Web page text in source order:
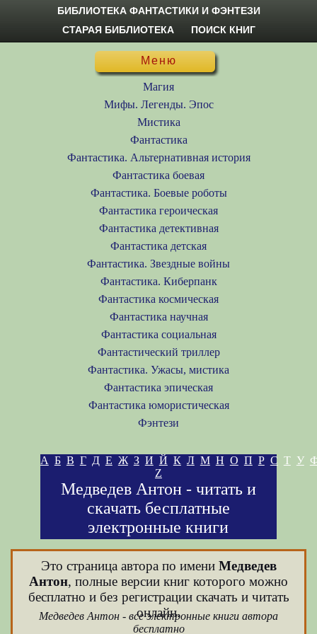
БИБЛИОТЕКА ФАНТАСТИКИ И ФЭНТЕЗИ
СТАРАЯ БИБЛИОТЕКА
ПОИСК КНИГ
Меню
Магия
Мифы. Легенды. Эпос
Мистика
Фантастика
Фантастика. Альтернативная история
Фантастика боевая
Фантастика. Боевые роботы
Фантастика героическая
Фантастика детективная
Фантастика детская
Фантастика. Звездные войны
Фантастика. Киберпанк
Фантастика космическая
Фантастика научная
Фантастика социальная
Фантастический триллер
Фантастика. Ужасы, мистика
Фантастика эпическая
Фантастика юмористическая
Фэнтези
А Б В Г Д Е Ж З И Й К Л М Н О П Р С Т У
Z
Медведев Антон - читать и
скачать бесплатные
электронные книги
Это страница автора по имени Медведев
Антон, полные версии книг которого можно
бесплатно и без регистрации скачать и читать
онлайн.
Медведев Антон - все электронные книги автора
бесплатно